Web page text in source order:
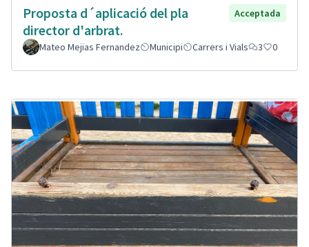
Proposta d´aplicació del pla
director d'arbrat.
Acceptada
Mateo Mejias Fernandez Municipi Carrers i Vials 3 0